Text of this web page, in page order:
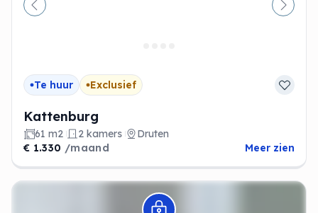
Vorige
Te huur Exclusief
Kattenburg
61 m2 2 kamers
Druten
€ 1.330 /maand Meer zien
Modal openen